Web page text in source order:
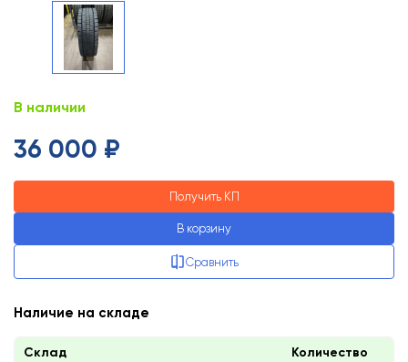
В наличии
36 000 ₽
Получить КП
В корзину
Сравнить
Наличие на складе
Склад Количество